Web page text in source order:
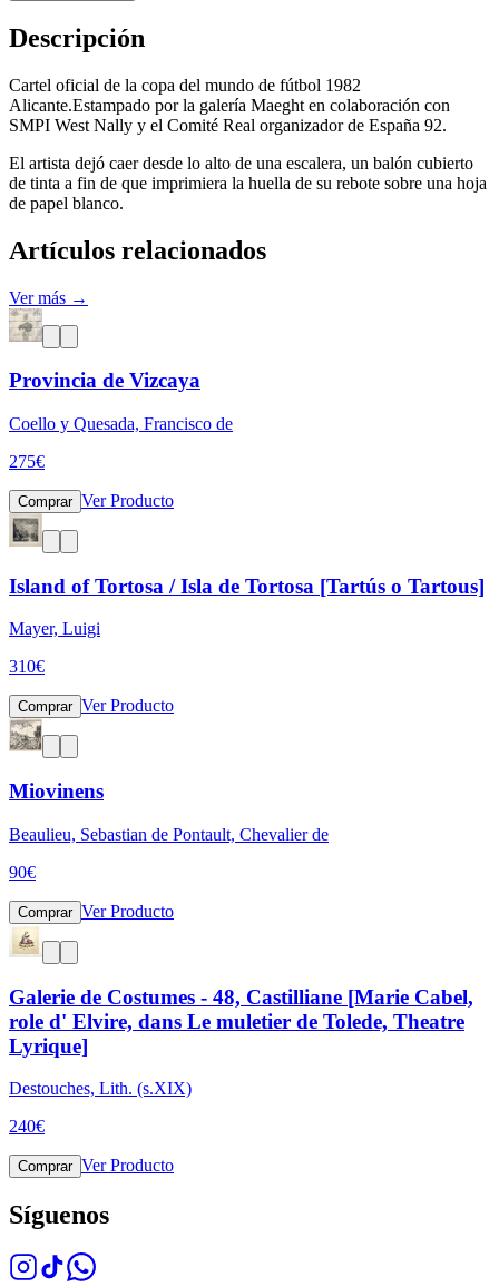
Descripción
Cartel oficial de la copa del mundo de fútbol 1982
Alicante.Estampado por la galería Maeght en colaboración con
SMPI West Nally y el Comité Real organizador de España 92.
El artista dejó caer desde lo alto de una escalera, un balón cubierto
de tinta a fin de que imprimiera la huella de su rebote sobre una hoja
de papel blanco.
Artículos relacionados
Ver más →
Provincia de Vizcaya
Coello y Quesada, Francisco de
275€
Comprar Ver Producto
Island of Tortosa / Isla de Tortosa [Tartús o Tartous]
Mayer, Luigi
310€
Comprar Ver Producto
Miovinens
Beaulieu, Sebastian de Pontault, Chevalier de
90€
Comprar Ver Producto
Galerie de Costumes - 48, Castilliane [Marie Cabel,
role d' Elvire, dans Le muletier de Tolede, Theatre
Lyrique]
Destouches, Lith. (s.XIX)
240€
Comprar Ver Producto
Síguenos